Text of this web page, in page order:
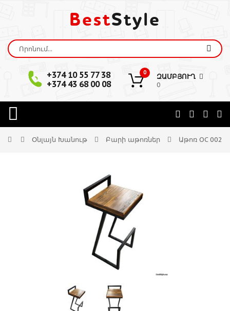
BestStyle
+374 10 55 77 38
+374 43 68 00 08
0 ԶԱՄԲՅՈՒՂ
0
Օնլայն Խանութ Բարի աթոռներ Աթոռ OC 002